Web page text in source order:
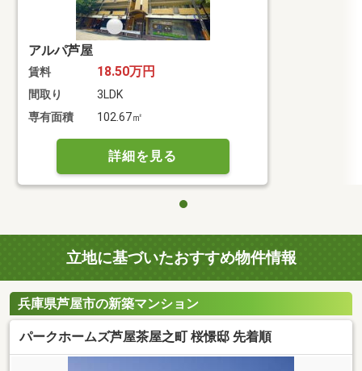
アルパ芦屋
賃料 18.50万円
間取り
3LDK
専有面積
102.67㎡
詳細を見る
立地に基づいたおすすめ物件情報
兵庫県芦屋市の新築マンション
パークホームズ芦屋茶屋之町 桜憬邸 先着順